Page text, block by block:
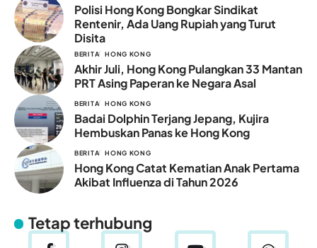
Polisi Hong Kong Bongkar Sindikat
Rentenir, Ada Uang Rupiah yang Turut
Disita
BERITA HONG KONG
Akhir Juli, Hong Kong Pulangkan 33 Mantan
PRT Asing Paperan ke Negara Asal
BERITA HONG KONG
Badai Dolphin Terjang Jepang, Kujira
Hembuskan Panas ke Hong Kong
BERITA HONG KONG
Hong Kong Catat Kematian Anak Pertama
Akibat Influenza di Tahun 2026
Tetap terhubung